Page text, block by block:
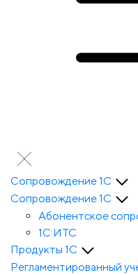
Сопровождение 1С
Сопровождение 1С
Абонентское
1С:ИТС
Продукты 1С
Регламентированный